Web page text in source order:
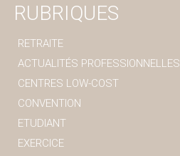
RUBRIQUES
RETRAITE
ACTUALITÉS PROFESSIONNELLES
CENTRES LOW-COST
CONVENTION
ETUDIANT
EXERCICE